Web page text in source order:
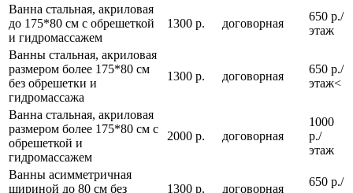
Ванна стальная, акриловая
до 175*80 см с обрешеткой
и гидромассажем
1300 р. договорная
650 р./
этаж
Ванны стальная, акриловая
размером более 175*80 см
без обрешетки и
гидромассажа
1300 р. договорная
650 р./
этаж<
Ванна стальная, акриловая
размером более 175*80 см с
обрешеткой и
гидромассажем
2000 р. договорная
1000
р./
этаж
Ванны асимметричная
шириной до 80 см без
1300 р. договорная
650 р./